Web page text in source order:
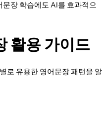
문장 학습에도 AI를 효과적으
활용 가이드
로 유용한 영어문장 패턴을 알